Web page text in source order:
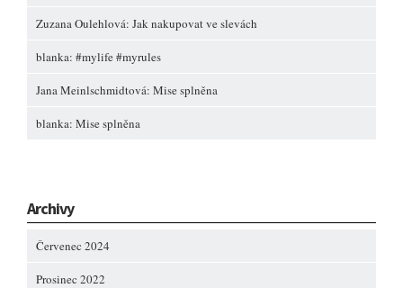
Zuzana Oulehlová: Jak nakupovat ve slevách
blanka: #mylife #myrules
Jana Meinlschmidtová: Mise splněna
blanka: Mise splněna
Archivy
Červenec 2024
Prosinec 2022